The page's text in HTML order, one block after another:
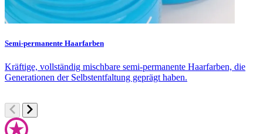
Semi-permanente Haarfarben
Kräftige, vollständig mischbare semi-permanente Haarfarben, die
Generationen der Selbstentfaltung geprägt haben.